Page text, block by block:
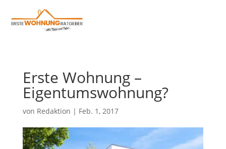
Erste Wohnung –
Eigentumswohnung?
von Redaktion | Feb. 1, 2017